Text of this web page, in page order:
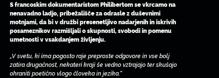
S francoskim dokumentaristom Philibertom se vkrcamo na
nenavadno ladjo, pribežališče za odrasle z duševnimi
motnjami, da bi v družbi presenetljivo nadarjenih in iskrivih
posameznikov razmišljali o skupnosti, svobodi in pomenu
umetnosti v vsakdanjem življenju.
„V svetu, ki ima pogosto raje preproste odgovore in vse bolj
zatira drugačnost, nekateri kraji še vedno vztrajajo ter skušajo
ohraniti poetično vlogo človeka in jezika.“